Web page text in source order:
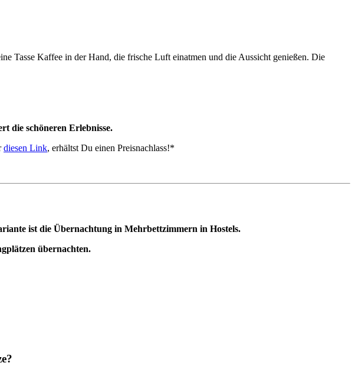
Tasse Kaffee in der Hand, die frische Luft einatmen und die Aussicht genießen. Die
die schöneren Erlebnisse.
diesen Link, erhältst Du einen Preisnachlass!*
ist die Übernachtung in Mehrbettzimmern in Hostels.
übernachten.